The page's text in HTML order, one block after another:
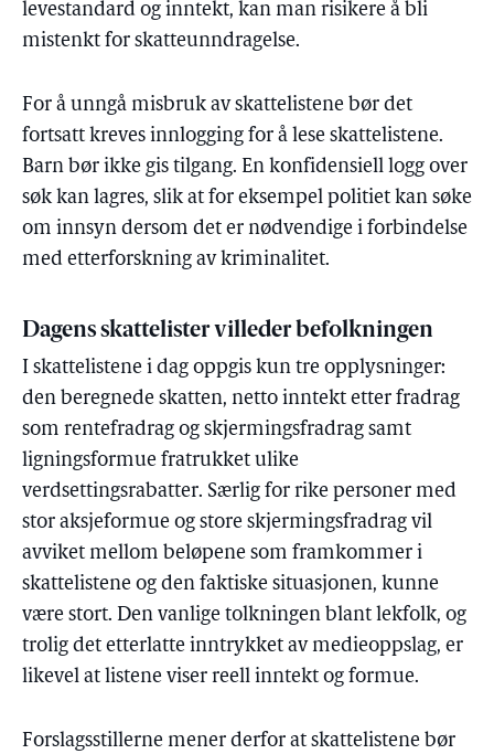
levestandard og inntekt, kan man risikere å bli
mistenkt for skatteunndragelse.
For å unngå misbruk av skattelistene bør det
fortsatt kreves innlogging for å lese skattelistene.
Barn bør ikke gis tilgang. En konfidensiell logg over
søk kan lagres, slik at for eksempel politiet kan søke
om innsyn dersom det er nødvendige i forbindelse
med etterforskning av kriminalitet.
Dagens skattelister villeder befolkningen
I skattelistene i dag oppgis kun tre opplysninger:
den beregnede skatten, netto inntekt etter fradrag
som rentefradrag og skjermingsfradrag samt
ligningsformue fratrukket ulike
verdsettingsrabatter. Særlig for rike personer med
stor aksjeformue og store skjermingsfradrag vil
avviket mellom beløpene som framkommer i
skattelistene og den faktiske situasjonen, kunne
være stort. Den vanlige tolkningen blant lekfolk, og
trolig det etterlatte inntrykket av medieoppslag, er
likevel at listene viser reell inntekt og formue.
Forslagsstillerne mener derfor at skattelistene bør